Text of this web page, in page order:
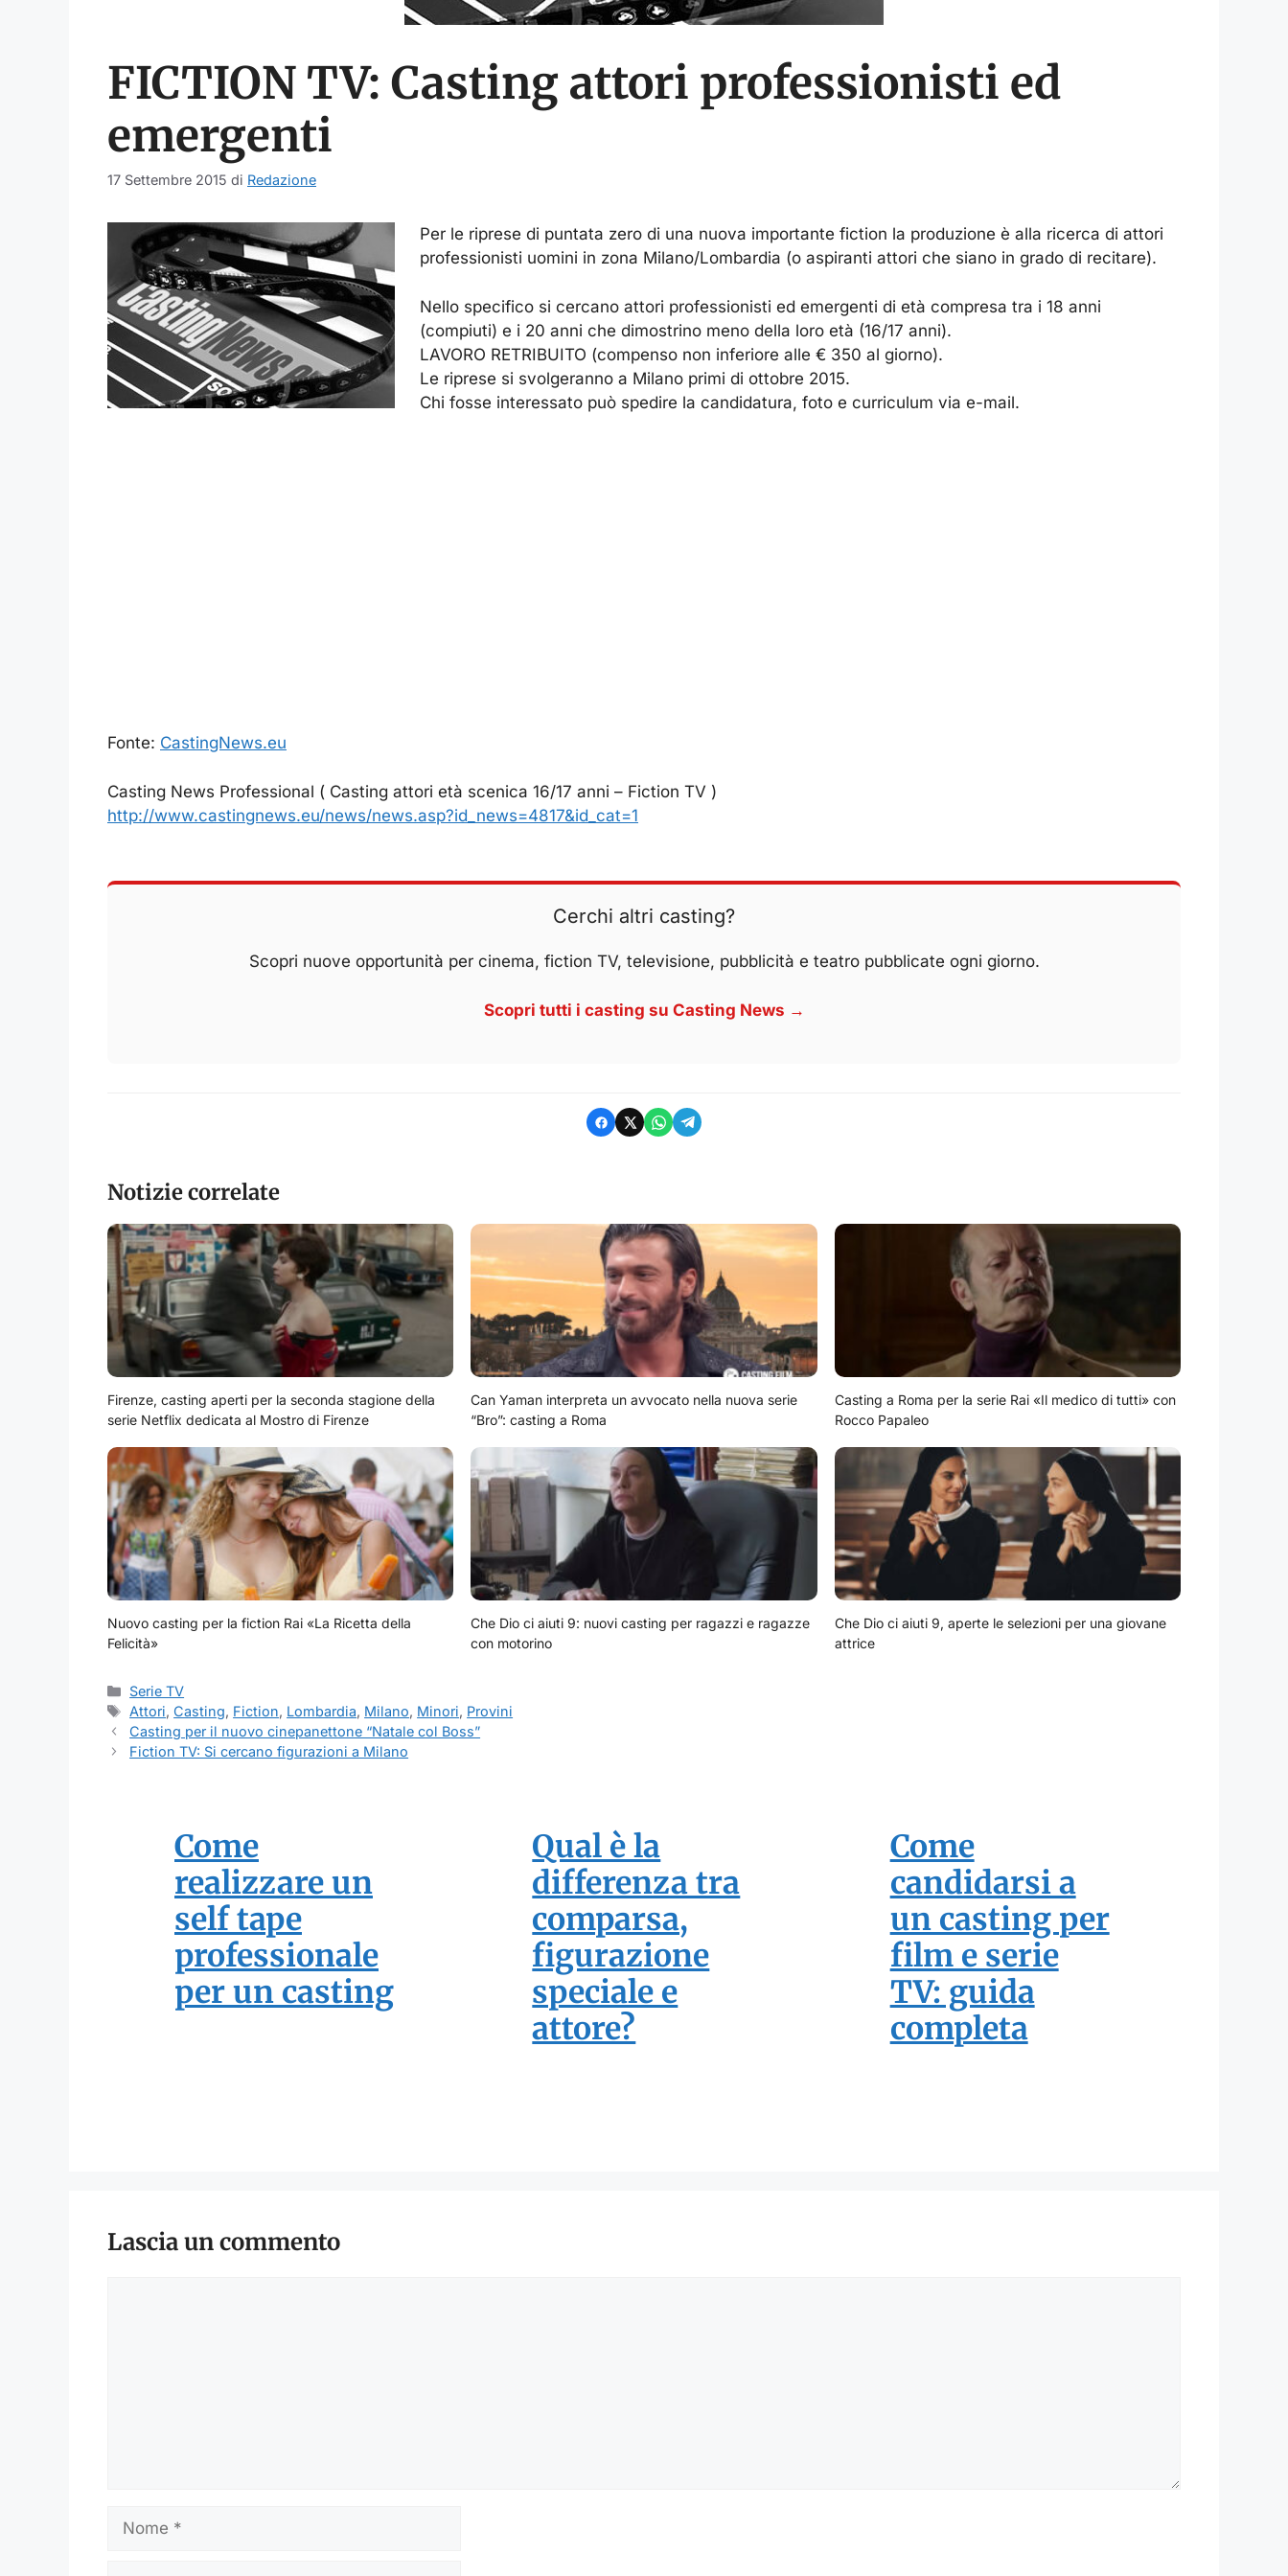
FICTION TV: Casting attori professionisti ed
emergenti
17 Settembre 2015 di Redazione
Per le riprese di puntata zero di una nuova importante fiction la produzione è alla ricerca di attori
professionisti uomini in zona Milano/Lombardia (o aspiranti attori che siano in grado di recitare).
Nello specifico si cercano attori professionisti ed emergenti di età compresa tra i 18 anni
(compiuti) e i 20 anni che dimostrino meno della loro età (16/17 anni).
LAVORO RETRIBUITO (compenso non inferiore alle € 350 al giorno).
Le riprese si svolgeranno a Milano primi di ottobre 2015.
Chi fosse interessato può spedire la candidatura, foto e curriculum via e-mail.
Fonte: CastingNews.eu
Casting News Professional ( Casting attori età scenica 16/17 anni – Fiction TV )
http://www.castingnews.eu/news/news.asp?id_news=4817&id_cat=1
Cerchi altri casting?
Scopri nuove opportunità per cinema, fiction TV, televisione, pubblicità e teatro pubblicate ogni giorno.
Scopri tutti i casting su Casting News →
Notizie correlate
Firenze, casting aperti per la seconda stagione della
serie Netflix dedicata al Mostro di Firenze
Can Yaman interpreta un avvocato nella nuova serie
“Bro”: casting a Roma
Casting a Roma per la serie Rai «Il medico di tutti» con
Rocco Papaleo
Nuovo casting per la fiction Rai «La Ricetta della
Felicità»
Che Dio ci aiuti 9: nuovi casting per ragazzi e ragazze
con motorino
Che Dio ci aiuti 9, aperte le selezioni per una giovane
attrice
Categorie
Serie TV
Tag
Attori,Casting, Fiction, Lombardia, Milano, Minori, Provini
Casting per il nuovo cinepanettone “Natale col Boss”
Fiction TV: Si cercano figurazioni a Milano
Come
realizzare un
self tape
professionale
per un casting
Qual è la
differenza tra
comparsa,
figurazione
speciale e
attore?
Come
candidarsi a
un casting per
film e serie
TV: guida
completa
Lascia un commento
Nome